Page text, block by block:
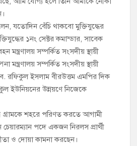
যতোদিন বেঁচি থাকবো মুক্তিযুদ্ধের
১নং সেক্টর কমান্ডার, সাবেক
মন্ত্রণালয় সম্পর্কিত সংসদীয় স্থায়ী
মন্ত্রণালয় সম্পর্কিত সংসদীয় স্থায়ী
রফিকুল ইসলাম বীরউত্তম এমপির দিক
ইউনিয়নের উন্নয়ণে নিজেকে
গ্রামকে শহরে পরিণত করতে আগামী
চেয়ারম্যান পদে একজন নিরলস প্রার্থী
ও দোয়া কামনা করছেন।